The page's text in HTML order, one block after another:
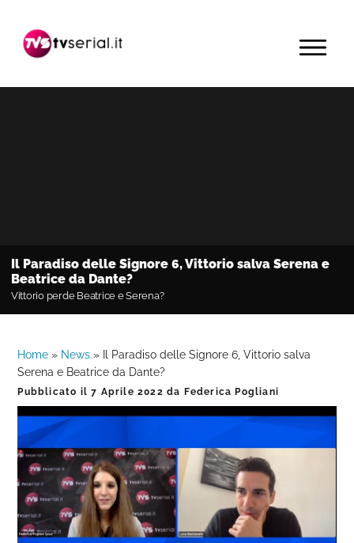
navigazione
contenuto
barra
primaria
MENU
Il Paradiso delle Signore 6, Vittorio salva Serena e
Beatrice da Dante?
Vittorio perde Beatrice e Serena?
Home » News »
Il Paradiso delle Signore 6, Vittorio salva
Serena e Beatrice da Dante?
Pubblicato il7 Aprile 2022 da Federica Pogliani